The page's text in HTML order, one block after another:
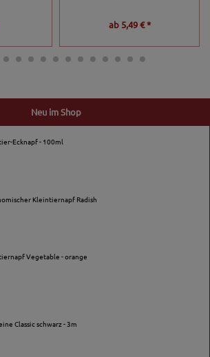
Neu im Shop
Ecknapf - 100ml
Kleintiernapf Radish
Vegetable - orange
Classic schwarz - 3m
ab5,49 € *